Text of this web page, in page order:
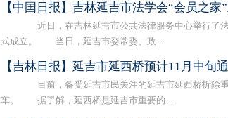
【中国日报】吉林延吉市法学会“会员之家
近日，在吉林延吉市公共法律服务中心举行了
式成立。 当日，延吉市委常委、政 ...
【吉林日报】延吉市延西桥预计11月中旬
目前，备受延吉市民关注的延吉市延西桥拆除重
车。 据了解，延西桥是延吉市重要的 ...